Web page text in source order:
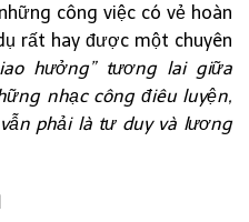
công việc có vẻ hoàn
rất hay được một chuyên
hưởng” tương lai giữa
nhạc công điêu luyện,
phải là tư duy và lương